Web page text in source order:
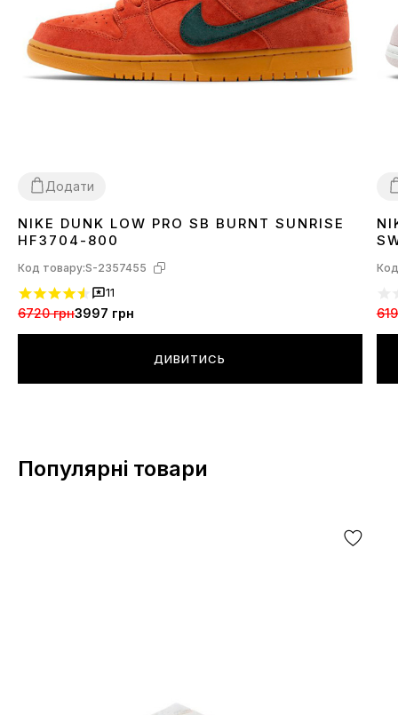
Додати
3740
NIKE DUNK LOW PRO SB BURNT SUNRISE
HF3704-800
Код товару:S-2357455
11
6720 грн3997 грн
ДИВИТИСЬ
Популярні товари